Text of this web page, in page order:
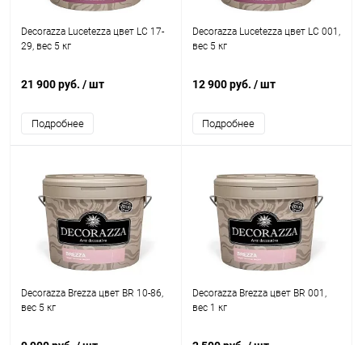
Decorazza Lucetezza цвет LC 17-
29, вес 5 кг
21 900 руб. / шт
Подробнее
Decorazza Lucetezza цвет LC 001,
вес 5 кг
12 900 руб. / шт
Подробнее
Decorazza Brezza цвет BR 10-86,
вес 5 кг
Decorazza Brezza цвет BR 001,
вес 1 кг